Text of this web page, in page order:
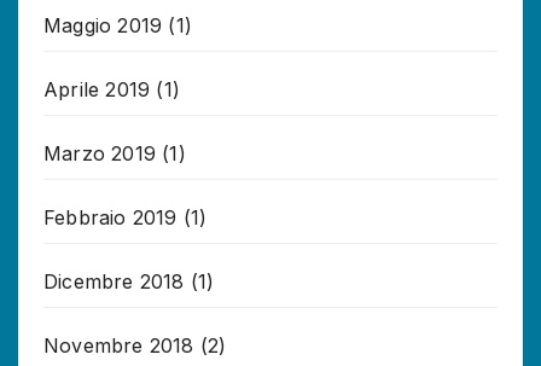
Maggio 2019 (1)
Aprile 2019 (1)
Marzo 2019 (1)
Febbraio 2019 (1)
Dicembre 2018 (1)
Novembre 2018 (2)